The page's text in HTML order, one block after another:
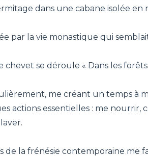
dans une cabane isolée en
par la vie monastique qui
se déroule « Dans les forêts
me créant un temps à
actions essentielles : me nourrir,
de la frénésie contemporaine me